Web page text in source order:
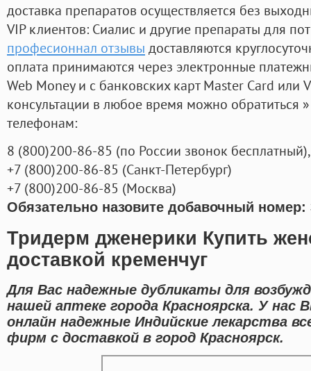
доставка препаратов осуществляется без
VIP клиентов: Сиалис и другие препараты для
професионнал отзывы доставляются
оплата принимаются через электронные
Web Money и с банковских карт Master Card или
консультации в любое время можно обратиться
телефонам:
8 (800)200-86-85 (по России звонок бесплатный),
+7 (800)200-86-85 (Санкт-Петербург)
+7 (800)200-86-85 (Москва)
Обязательно назовите добавочный номер:
Тридерм дженерики Купить
доставкой кременчуг
Для Вас надежные дубликаты для
нашей аптеке города Красноярска. У
онлайн надежные Индийские лекарства
фирм с доставкой в город Красноярск.